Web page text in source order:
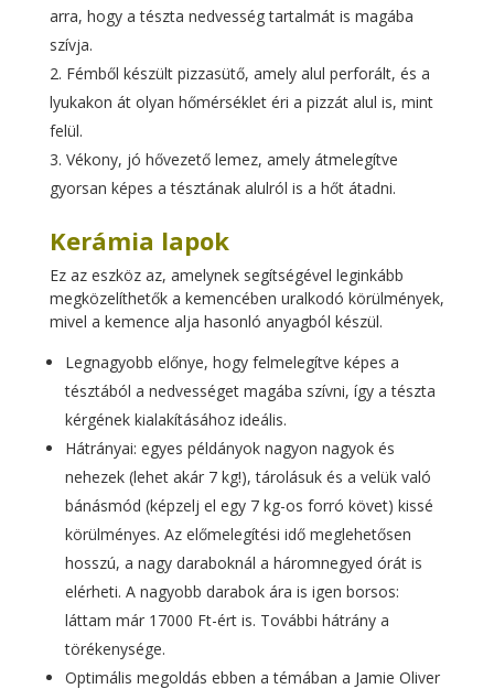
arra, hogy a tészta nedvesség tartalmát is magába
szívja.
Fémből készült pizzasütő, amely alul perforált, és a
lyukakon át olyan hőmérséklet éri a pizzát alul is, mint
felül.
Vékony, jó hővezető lemez, amely átmelegítve
gyorsan képes a tésztának alulról is a hőt átadni.
Kerámia lapok
Ez az eszköz az, amelynek segítségével leginkább
megközelíthetők a kemencében uralkodó körülmények,
mivel a kemence alja hasonló anyagból készül.
Legnagyobb előnye, hogy felmelegítve képes a
tésztából a nedvességet magába szívni, így a tészta
kérgének kialakításához ideális.
Hátrányai: egyes példányok nagyon nagyok és
nehezek (lehet akár 7 kg!), tárolásuk és a velük való
bánásmód (képzelj el egy 7 kg-os forró követ) kissé
körülményes. Az előmelegítési idő meglehetősen
hosszú, a nagy daraboknál a háromnegyed órát is
elérheti. A nagyobb darabok ára is igen borsos:
láttam már 17000 Ft-ért is. További hátrány a
törékenysége.
Optimális megoldás ebben a témában a Jamie Oliver